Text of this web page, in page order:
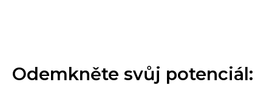
Odemkněte svůj potenciál: